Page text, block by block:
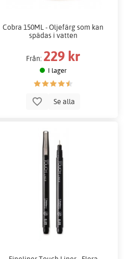
Cobra 150ML - Oljefärg som kan
spädas i vatten
Från: 229 kr
I lager
Se alla